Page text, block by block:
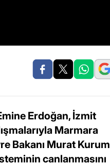
Erdoğan, İzmit
Marmara
Bakanı Murat Kurum
canlanmasını